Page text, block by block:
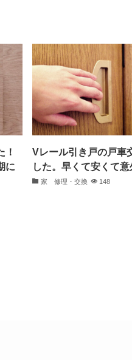
！
に
Vレール引き戸の戸車
した。早くて安くて意
家 修理・交換 148